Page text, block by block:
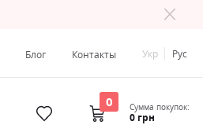
Блог Контакты Укр Рус
0 Сумма покупок:
0 грн